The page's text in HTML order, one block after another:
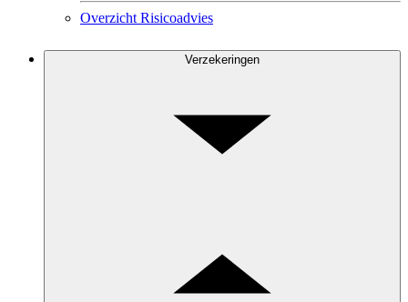
Overzicht Risicoadvies
Verzekeringen